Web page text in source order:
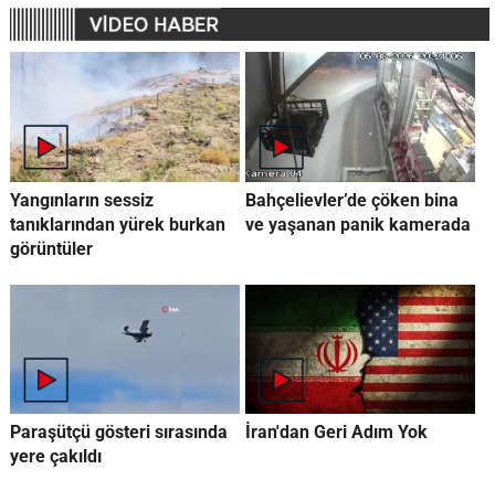
Yangınların sessiz
tanıklarından yürek burkan
görüntüler
Bahçelievler’de çöken bina
ve yaşanan panik kamerada
Paraşütçü gösteri sırasında
yere çakıldı
İran'dan Geri Adım Yok